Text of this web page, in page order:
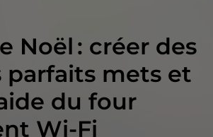
Noël : créer des
parfaits mets et
du four
Wi-Fi